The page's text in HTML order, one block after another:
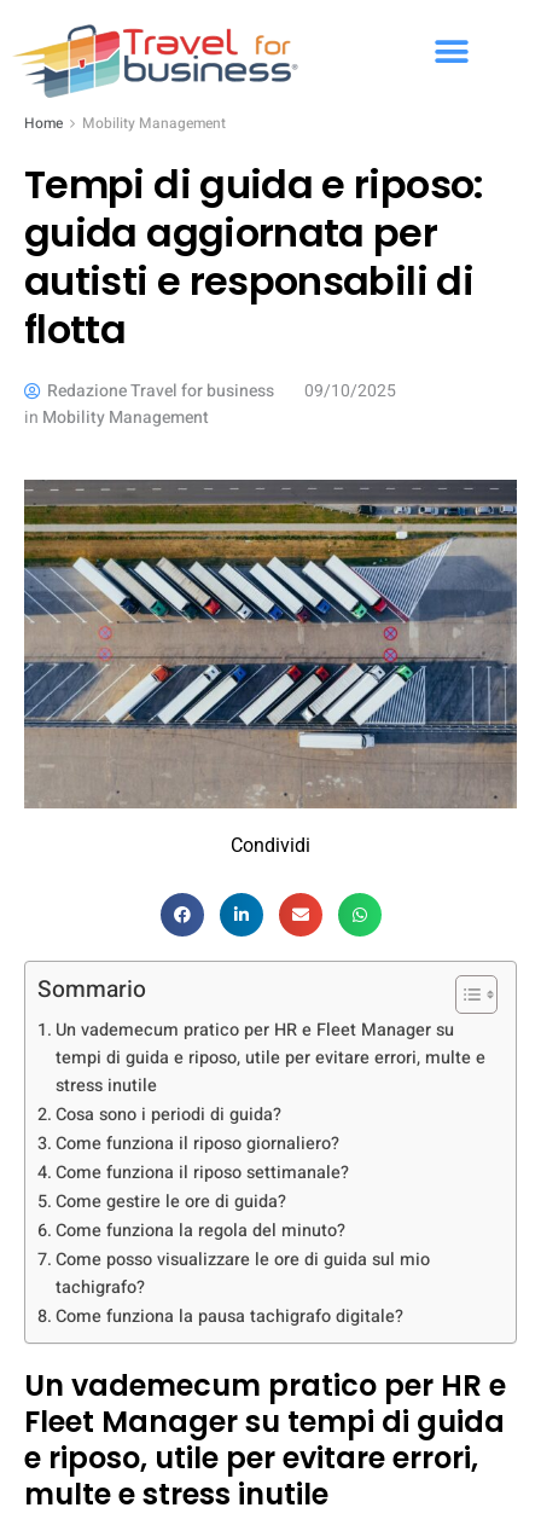
Home Mobility Management
Tempi di guida e riposo:
guida aggiornata per
autisti e responsabili di
flotta
Redazione Travel for business
09/10/2025
in Mobility Management
Condividi
Sommario
Un vademecum pratico per HR e Fleet Manager su
tempi di guida e riposo, utile per evitare errori, multe e
stress inutile
Cosa sono i periodi di guida?
Come funziona il riposo giornaliero?
Come funziona il riposo settimanale?
Come gestire le ore di guida?
Come funziona la regola del minuto?
Come posso visualizzare le ore di guida sul mio
tachigrafo?
Come funziona la pausa tachigrafo digitale?
Un vademecum pratico per HR e
Fleet Manager su tempi di guida
e riposo, utile per evitare errori,
multe e stress inutile